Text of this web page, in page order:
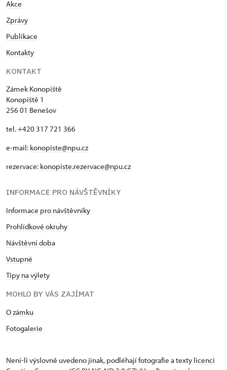
Akce
Zprávy
Publikace
Kontakty
KONTAKT
Zámek Konopiště
Konopiště 1
256 01 Benešov
tel. +420 317 721 366
e-mail: konopiste@npu.cz
rezervace: konopiste.rezervace@npu.cz
INFORMACE PRO NÁVŠTĚVNÍKY
Informace pro návštěvníky
Prohlídkové okruhy
Návštěvní doba
Vstupné
Tipy na výlety
MOHLO BY VÁS ZAJÍMAT
O zámku
Fotogalerie
Není-li výslovně uvedeno jinak, podléhají fotografie a texty licenci